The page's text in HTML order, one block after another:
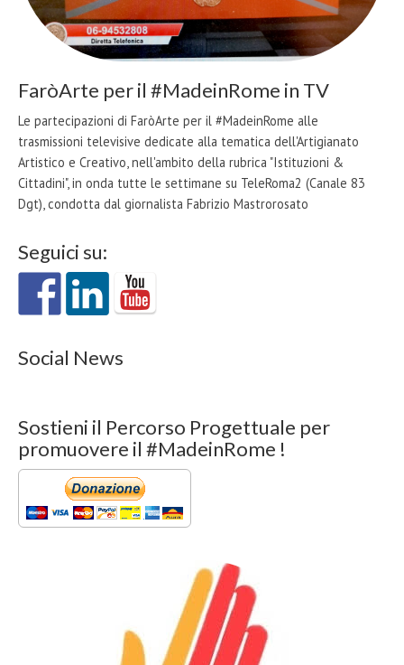
FaròArte per il #MadeinRome in TV
Le partecipazioni di FaròArte per il #MadeinRome alle
trasmissioni televisive dedicate alla tematica dell'Artigianato
Artistico e Creativo, nell'ambito della rubrica "Istituzioni &
Cittadini", in onda tutte le settimane su TeleRoma2 (Canale 83
Dgt), condotta dal giornalista Fabrizio Mastrorosato
Seguici su:
Social News
Sostieni il Percorso Progettuale per
promuovere il #MadeinRome !